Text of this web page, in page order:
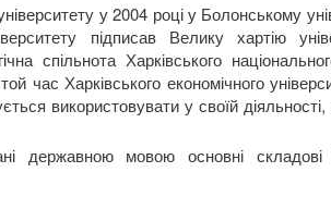
у 2004 році у Болонському
підписав Велику хартію
спільнота Харківського
час Харківського економічного
використовувати у своїй
державною мовою основні